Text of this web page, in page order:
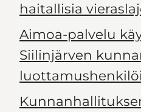
haitallisia
Aimoa-palvelu
Siilinjärven